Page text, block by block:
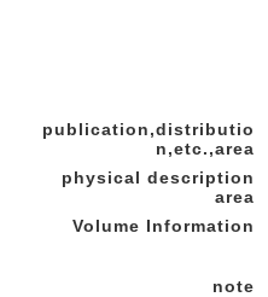
publication,distributio
n,etc.,area
physical description
area
Volume Information
note